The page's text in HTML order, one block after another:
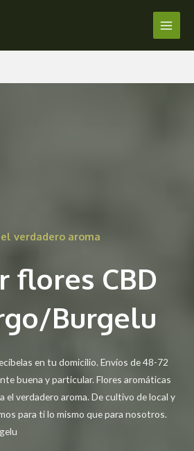
Main
CBD en
verdadero aroma
flores CBD
Burgelu
en tu domicilio. Envíos de 48-72
buena y particular. Flores aromáticas
el verdadero aroma. De cultivo de local y
para ti lo mismo que para nosotros.